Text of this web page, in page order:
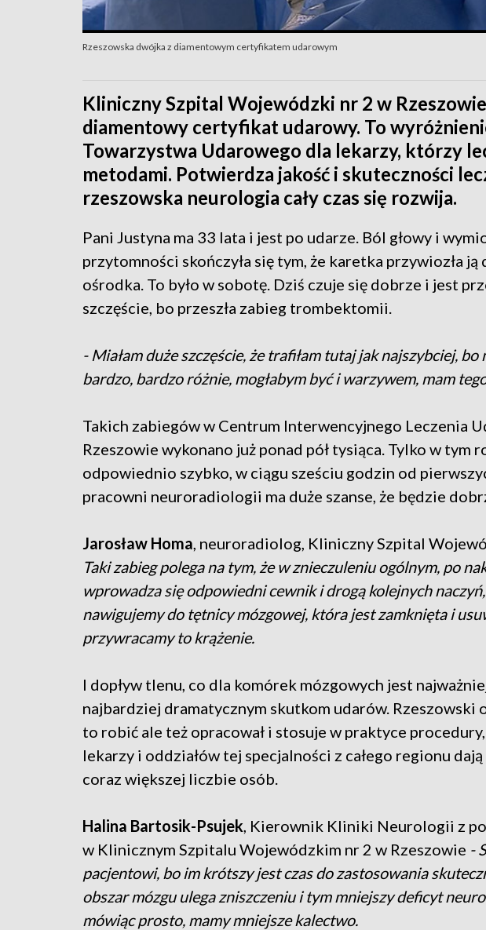
Rzeszowska dwójka z diamentowym certyfikatem udarowym
Kliniczny Szpital Wojewódzki nr 2 w
diamentowy certyfikat udarowy. To
Towarzystwa Udarowego dla lekarzy, którzy
metodami. Potwierdza jakość i skuteczności
rzeszowska neurologia cały czas się rozwija.
Pani Justyna ma 33 lata i jest po udarze. Ból głowy i
przytomności skończyła się tym, że karetka przywiozła
ośrodka. To było w sobotę. Dziś czuje się dobrze i jest
szczęście, bo przeszła zabieg trombektomii.
- Miałam duże szczęście, że trafiłam tutaj jak najszybciej, bo
bardzo, bardzo różnie, mogłabym być i warzywem, mam
Takich zabiegów w Centrum Interwencyjnego Leczenia
Rzeszowie wykonano już ponad pół tysiąca. Tylko w tym
odpowiednio szybko, w ciągu sześciu godzin od
pracowni neuroradiologii ma duże szanse, że będzie
Jarosław Homa , neuroradiolog, Kliniczny Szpital
Taki zabieg polega na tym, że w znieczuleniu ogólnym, po
wprowadza się odpowiedni cewnik i drogą kolejnych
nawigujemy do tętnicy mózgowej, która jest zamknięta i
przywracamy to krążenie.
I dopływ tlenu, co dla komórek mózgowych jest
najbardziej dramatycznym skutkom udarów.
to robić ale też opracował i stosuje w praktyce
lekarzy i oddziałów tej specjalności z całego regionu
coraz większej liczbie osób.
Halina Bartosik-Psujek , Kierownik Kliniki Neurologii z
w Klinicznym Szpitalu Wojewódzkim nr 2 w Rzeszowie -
pacjentowi, bo im krótszy jest czas do zastosowania
obszar mózgu ulega zniszczeniu i tym mniejszy deficyt
mówiąc prosto, mamy mniejsze kalectwo.